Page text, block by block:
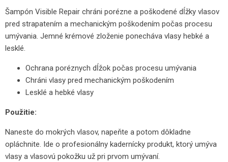
Šampón Visible Repair chráni porézne a poškodené dĺžky vlasov
pred strapatením a mechanickým poškodením počas procesu
umývania. Jemné krémové zloženie ponecháva vlasy hebké a
lesklé.
Ochrana poréznych dĺžok počas procesu umývania
Chráni vlasy pred mechanickým poškodením
Lesklé a hebké vlasy
Použitie:
Naneste do mokrých vlasov, napeňte a potom dôkladne
opláchnite. Ide o profesionálny kadernícky produkt, ktorý umýva
vlasy a vlasovú pokožku už pri prvom umývaní.